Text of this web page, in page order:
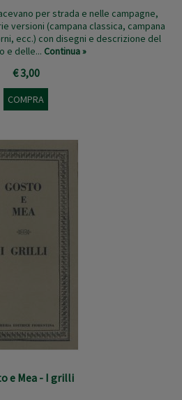
per strada e nelle campagne,
versioni (campana classica, campana
ecc.) con disegni e descrizione del
e delle... Continua »
€ 3,00
COMPRA
e Mea - I grilli